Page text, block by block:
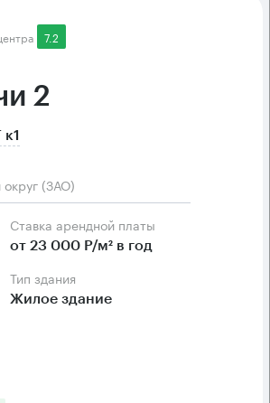
7.2
2
(ЗАО)
Ставка арендной платы
от 23 000 Р/м² в год
Тип здания
Жилое здание